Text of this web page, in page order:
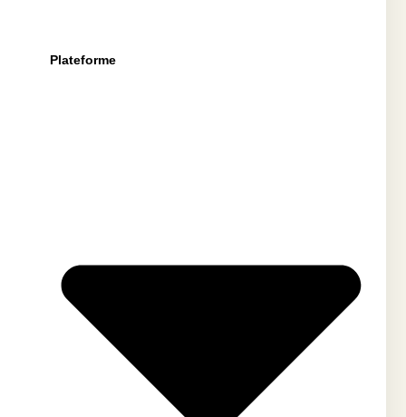
Plateforme